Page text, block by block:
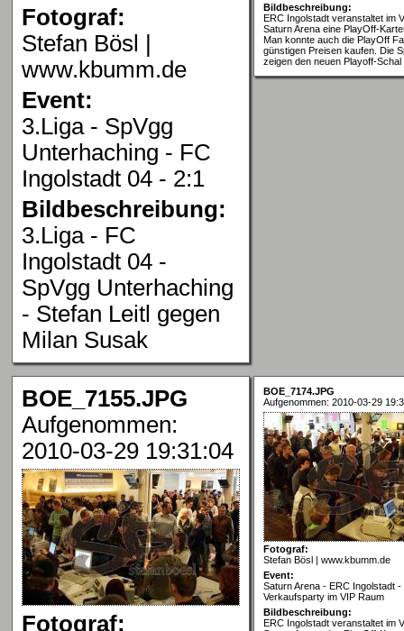
Fotograf:
Stefan Bösl |
www.kbumm.de
Event:
3.Liga - SpVgg
Unterhaching - FC
Ingolstadt 04 - 2:1
Bildbeschreibung:
3.Liga - FC
Ingolstadt 04 -
SpVgg Unterhaching
- Stefan Leitl gegen
Milan Susak
Bildbeschreibung:
ERC Ingolstadt veranstaltet im
Saturn Arena eine PlayOff-
Man konnte auch die PlayOff
günstigen Preisen kaufen. Die
zeigen den neuen Playoff-Schal
BOE_7155.JPG
Aufgenommen:
2010-03-29 19:31:04
Fotograf:
BOE_7174.JPG
Aufgenommen: 2010-03-29
Fotograf:
Stefan Bösl | www.kbumm.de
Event:
Saturn Arena - ERC Ingolstadt
Verkaufsparty im VIP Raum
Bildbeschreibung:
ERC Ingolstadt veranstaltet im